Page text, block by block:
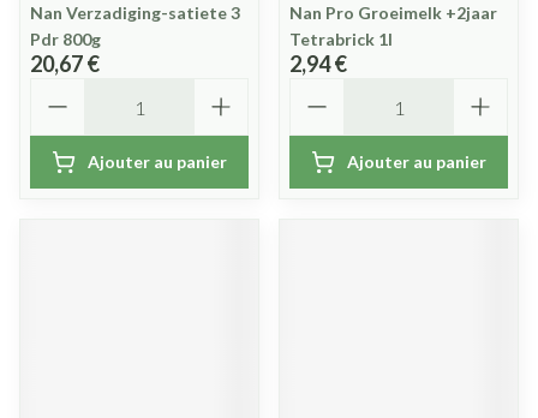
Nan Verzadiging-satiete 3
Pdr 800g
20,67 €
Ajouter au panier
Nan Pro Groeimelk +2jaar
Tetrabrick 1l
2,94 €
Ajouter au panier